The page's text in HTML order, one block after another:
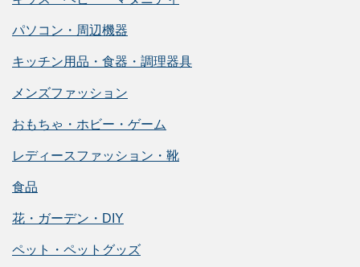
パソコン・周辺機器
キッチン用品・食器・調理器具
メンズファッション
おもちゃ・ホビー・ゲーム
レディースファッション・靴
食品
花・ガーデン・DIY
ペット・ペットグッズ